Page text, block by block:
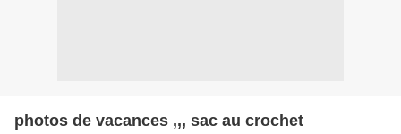
photos de vacances ,,, sac au crochet